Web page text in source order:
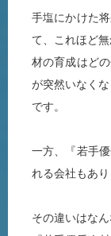
手塩にかけた
て、これほど
材の育成はど
が突然いなく
です。
一方、『若手
れる会社もあり
その違いはな